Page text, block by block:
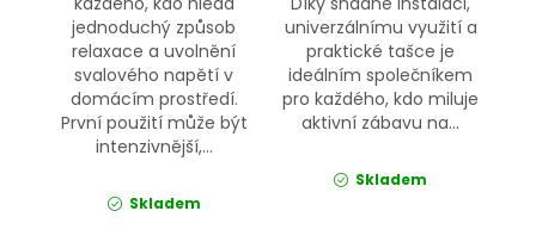
jednoduchý způsob
relaxace a uvolnění
svalového napětí v
domácím prostředí.
První použití může být
intenzivnější,...
Skladem
univerzálnímu využití a
praktické tašce je
ideálním společníkem
pro každého, kdo miluje
aktivní zábavu na...
Skladem